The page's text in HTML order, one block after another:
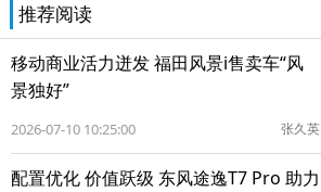
推荐阅读
移动商业活力迸发 福田风景i售卖车“风
景独好”
2026-07-10 10:25:00 张久英
配置优化 价值跃级 东风途逸T7 Pro 助力